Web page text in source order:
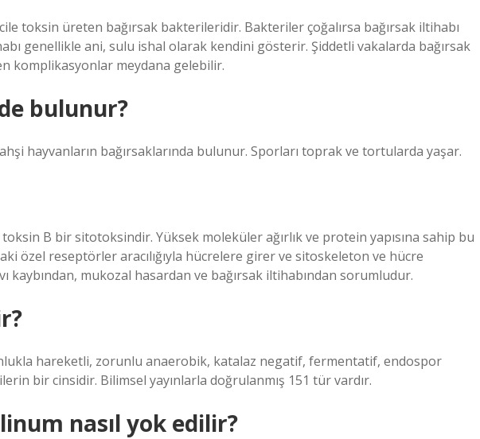
toksin üreten bağırsak bakterileridir. Bakteriler çoğalırsa bağırsak iltihabı
genellikle ani, sulu ishal olarak kendini gösterir. Şiddetli vakalarda bağırsak
komplikasyonlar meydana gelebilir.
bulunur?
hayvanların bağırsaklarında bulunur. Sporları toprak ve tortularda yaşar.
B bir sitotoksindir. Yüksek moleküler ağırlık ve protein yapısına sahip bu
özel reseptörler aracılığıyla hücrelere girer ve sitoskeleton ve hücre
kaybından, mukozal hasardan ve bağırsak iltihabından sorumludur.
hareketli, zorunlu anaerobik, katalaz negatif, fermentatif, endospor
bir cinsidir. Bilimsel yayınlarla doğrulanmış 151 tür vardır.
nasıl yok edilir?